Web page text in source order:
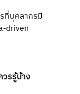
ที่บุคลากรมี
driven
วรรู้บ้าง